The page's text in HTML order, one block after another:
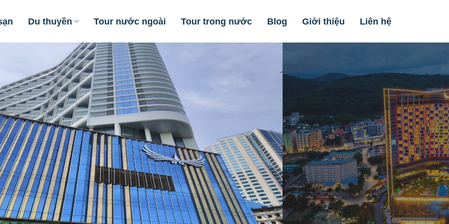
Du thuyền Tour nước ngoài Tour trong nước Blog Giới thiệu Liên hệ